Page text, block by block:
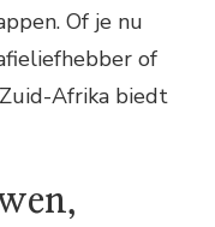
Of je nu
of
Afrika biedt